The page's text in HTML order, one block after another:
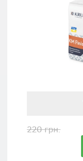
220 грн.